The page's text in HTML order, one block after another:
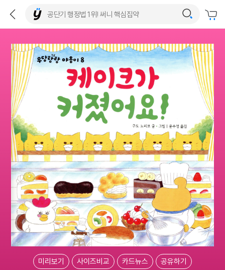
미리보기 사이즈비교 카드뉴스 공유하기